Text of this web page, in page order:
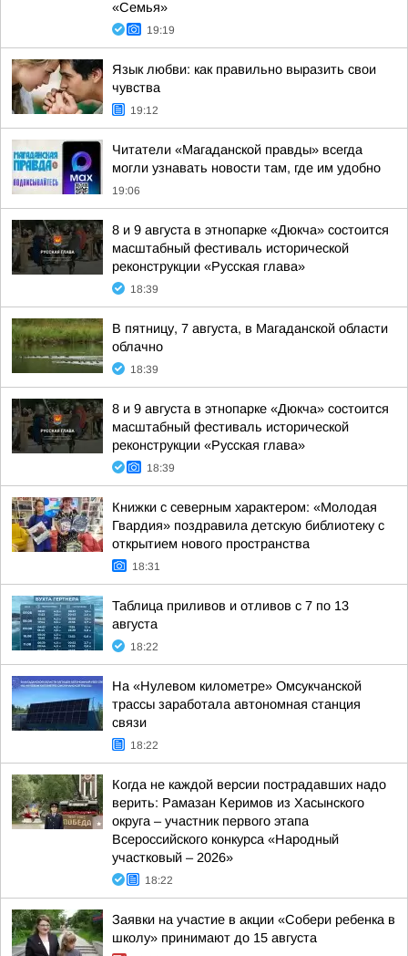
«Семья»
19:19
Язык любви: как правильно выразить свои
чувства
19:12
Читатели «Магаданской правды» всегда
могли узнавать новости там, где им удобно
19:06
8 и 9 августа в этнопарке «Дюкча» состоится
масштабный фестиваль исторической
реконструкции «Русская глава»
18:39
В пятницу, 7 августа, в Магаданской области
облачно
18:39
8 и 9 августа в этнопарке «Дюкча» состоится
масштабный фестиваль исторической
реконструкции «Русская глава»
18:39
Книжки с северным характером: «Молодая
Гвардия» поздравила детскую библиотеку с
открытием нового пространства
18:31
Таблица приливов и отливов с 7 по 13
августа
18:22
На «Нулевом километре» Омсукчанской
трассы заработала автономная станция
связи
18:22
Когда не каждой версии пострадавших надо
верить: Рамазан Керимов из Хасынского
округа – участник первого этапа
Всероссийского конкурса «Народный
участковый – 2026»
18:22
Заявки на участие в акции «Собери ребенка в
школу» принимают до 15 августа